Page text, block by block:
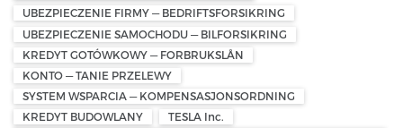
UBEZPIECZENIE FIRMY — BEDRIFTSFORSIKRING
UBEZPIECZENIE SAMOCHODU — BILFORSIKRING
KREDYT GOTÓWKOWY — FORBRUKSLÅN
KONTO — TANIE PRZELEWY
SYSTEM WSPARCIA — KOMPENSASJONSORDNING
KREDYT BUDOWLANY
TESLA Inc.